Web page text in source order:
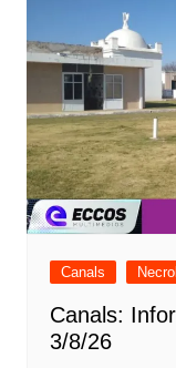
Canals
Canals:
3/8/26